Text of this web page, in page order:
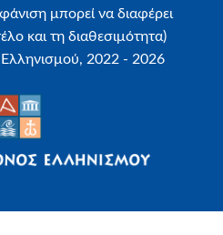
μπορεί να διαφέρει
και τη διαθεσιμότητα)
2022 - 2026